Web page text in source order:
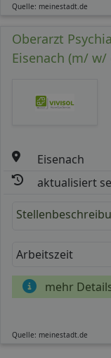
Quelle: meinestadt.de
Oberarzt
Eisenach (m/ w/
Eisenach
aktualisiert
Arbeitszeit
mehr
Quelle: meinestadt.de